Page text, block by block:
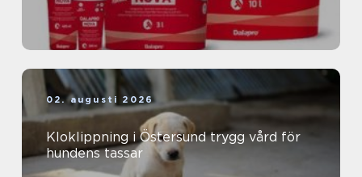
02. augusti 2026
Kloklippning i Östersund trygg vård för
hundens tassar